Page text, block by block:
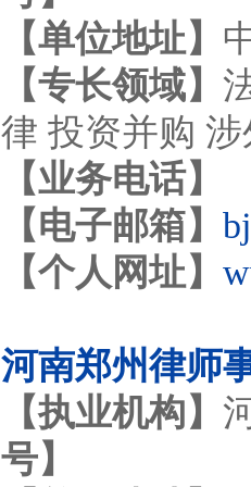
【单位地址】
【专长领域】
律 投资并购
【业务电话】
【电子邮箱】
【个人网址】
河南郑州律师
【执业机构】
号】